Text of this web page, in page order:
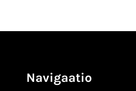
Navigaatio